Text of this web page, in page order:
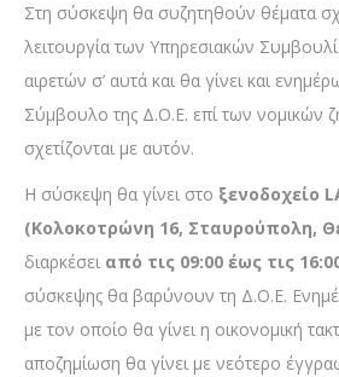
Στη σύσκεψη θα συζητηθούν θέματα
λειτουργία των Υπηρεσιακών
αιρετών σ’ αυτά και θα γίνει και
Σύμβουλο της Δ.Ο.Ε. επί των νομικών
σχετίζονται με αυτόν.
Η σύσκεψη θα γίνει στο ξενοδοχείο
(Κολοκοτρώνη 16, Σταυρούπολη,
διαρκέσει από τις 09:00 έως τις
σύσκεψης θα βαρύνουν τη Δ.Ο.Ε.
με τον οποίο θα γίνει η οικονομική
αποζημίωση θα γίνει με νεότερο